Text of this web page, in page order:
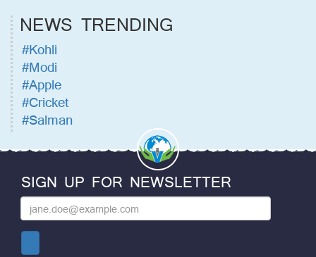
NEWS TRENDING
#Kohli
#Modi
#Apple
#Cricket
#Salman
SIGN UP FOR NEWSLETTER